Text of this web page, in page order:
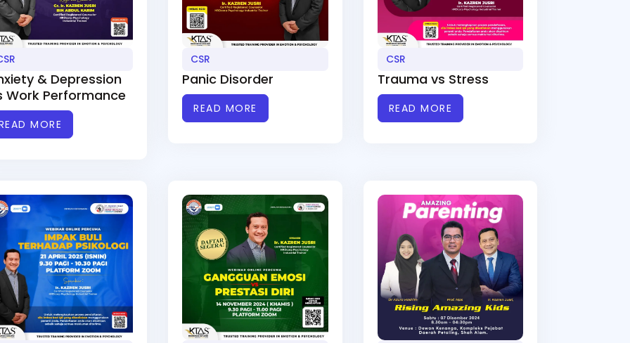
& Depression
Work Performance
MORE
CSR
Panic Disorder
READ MORE
CSR
Trauma vs Stress
READ MORE